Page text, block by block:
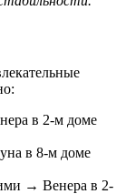
в 2-м доме
в 8-м доме
→ Венера в 2-